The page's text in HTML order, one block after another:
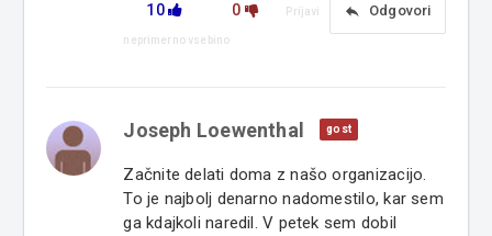
10 0 reply Odgovori
Prijavi
neprimerno vsebino
Joseph Loewenthal gost
Začnite delati doma z našo organizacijo.
To je najbolj denarno nadomestilo, kar sem
ga kdajkoli naredil. V petek sem dobil